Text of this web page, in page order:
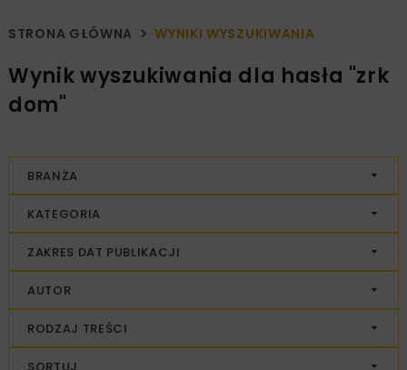
STRONA GŁÓWNA WYNIKI WYSZUKIWANIA
Wynik wyszukiwania dla hasła "zrk
dom"
BRANŻA
KATEGORIA
ZAKRES DAT PUBLIKACJI
AUTOR
RODZAJ TREŚCI